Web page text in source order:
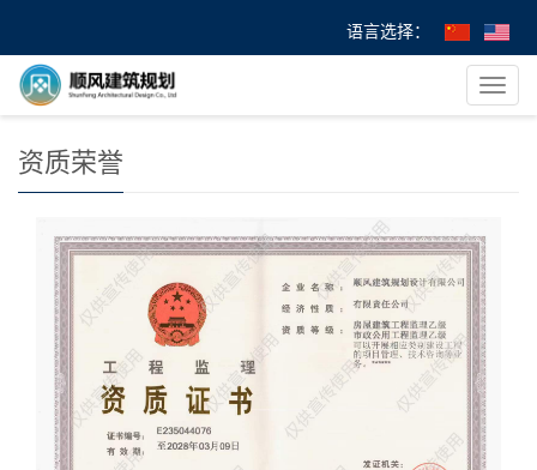
语言选择：
导
航
您的位置：首 页> > 工程监理资质证书
资质荣誉